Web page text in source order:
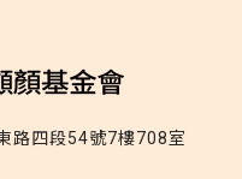
路四段54號7樓708室